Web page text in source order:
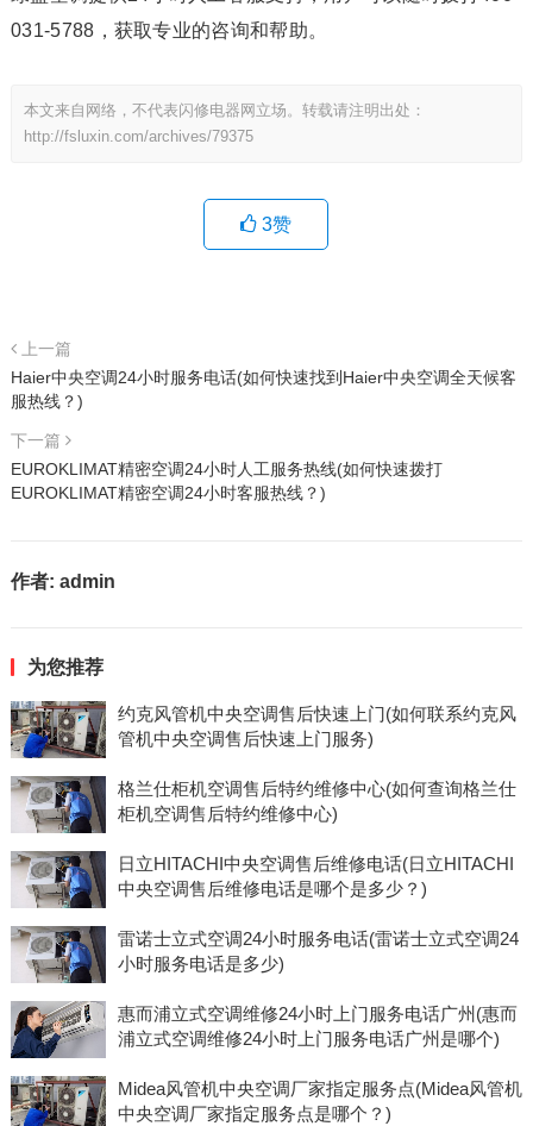
031-5788，获取专业的咨询和帮助。
本文来自网络，不代表闪修电器网立场。转载请注明出处：
http://fsluxin.com/archives/79375
3赞
上一篇
Haier中央空调24小时服务电话(如何快速找到Haier中央空调全天候客
服热线？)
下一篇
EUROKLIMAT精密空调24小时人工服务热线(如何快速拨打
EUROKLIMAT精密空调24小时客服热线？)
作者: admin
为您推荐
约克风管机中央空调售后快速上门(如何联系约克风
管机中央空调售后快速上门服务)
格兰仕柜机空调售后特约维修中心(如何查询格兰仕
柜机空调售后特约维修中心)
日立HITACHI中央空调售后维修电话(日立HITACHI
中央空调售后维修电话是哪个是多少？)
雷诺士立式空调24小时服务电话(雷诺士立式空调24
小时服务电话是多少)
惠而浦立式空调维修24小时上门服务电话广州(惠而
浦立式空调维修24小时上门服务电话广州是哪个)
Midea风管机中央空调厂家指定服务点(Midea风管机
中央空调厂家指定服务点是哪个？)